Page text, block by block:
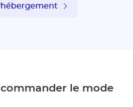
le mode